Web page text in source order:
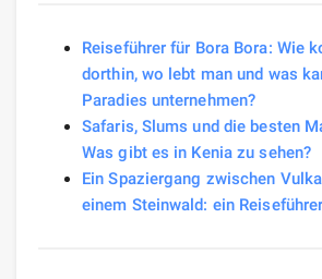
Reiseführer für Bora Bora: Wie
dorthin, wo lebt man und was
Paradies unternehmen?
Safaris, Slums und die besten
Was gibt es in Kenia zu sehen?
Ein Spaziergang zwischen
einem Steinwald: ein